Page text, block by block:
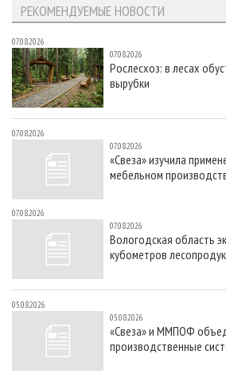
РЕКОМЕНДУЕМЫЕ НОВОСТИ
07.08.2026
07.08.2026
Рослесхоз: в лесах
вырубки
07.08.2026
07.08.2026
«Свеза» изучила
мебельном
07.08.2026
07.08.2026
Вологодская область
кубометров
05.08.2026
05.08.2026
«Свеза» и ММПОФ
производственные